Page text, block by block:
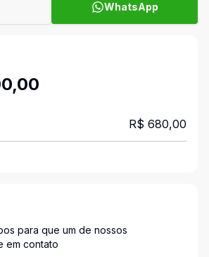
WhatsApp
R$ 680,00
para que um de nossos
em contato